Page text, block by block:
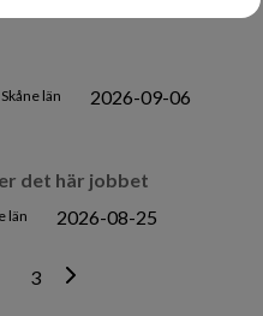
Skåne län 2026-09-06
det här jobbet
län 2026-08-25
3